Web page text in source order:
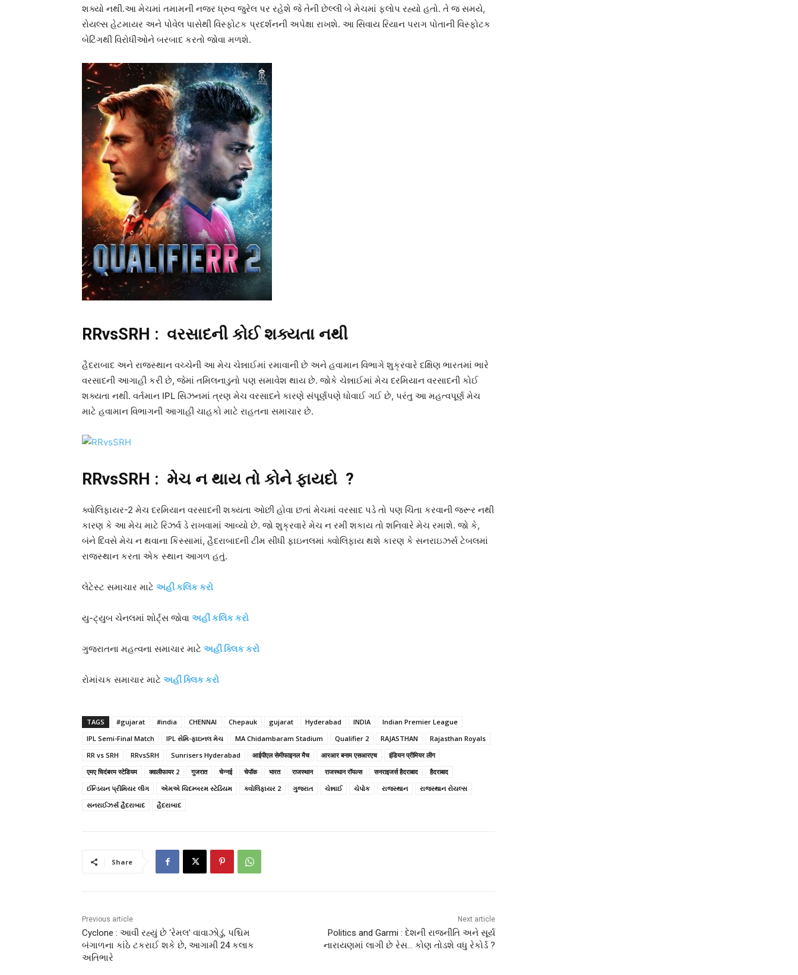
શક્યો નથી.આ મેચમાં તમામની નજર ધ્રુવ જુરેલ પર રહેશે જે તેની છેલ્લી બે મેચમાં ફ્લોપ રહ્યો હતો. તે જ સમયે,
રોયલ્સ હેટમાયર અને પોવેલ પાસેથી વિસ્ફોટક પ્રદર્શનની અપેક્ષા રાખશે. આ સિવાય રિયાન પરાગ પોતાની વિસ્ફોટક
બેટિંગથી વિરોધીઓને બરબાદ કરતો જોવા મળશે.
RRvsSRH : વરસાદની કોઈ શક્યતા નથી
હૈદરાબાદ અને રાજસ્થાન વચ્ચેની આ મેચ ચેન્નાઈમાં રમાવાની છે અને હવામાન વિભાગે શુક્રવારે દક્ષિણ ભારતમાં ભારે
વરસાદની આગાહી કરી છે, જેમાં તમિલનાડુનો પણ સમાવેશ થાય છે. જોકે ચેન્નાઈમાં મેચ દરમિયાન વરસાદની કોઈ
શક્યતા નથી. વર્તમાન IPL સિઝનમાં ત્રણ મેચ વરસાદને કારણે સંપૂર્ણપણે ધોવાઈ ગઈ છે, પરંતુ આ મહત્વપૂર્ણ મેચ
માટે હવામાન વિભાગની આગાહી ચાહકો માટે રાહતના સમાચાર છે.
RRvsSRH : મેચ ન થાય તો કોને ફાયદો ?
ક્વોલિફાયર-2 મેચ દરમિયાન વરસાદની શક્યતા ઓછી હોવા છતાં મેચમાં વરસાદ પડે તો પણ ચિંતા કરવાની જરૂર નથી
કારણ કે આ મેચ માટે રિઝર્વ ડે રાખવામાં આવ્યો છે. જો શુક્રવારે મેચ ન રમી શકાય તો શનિવારે મેચ રમાશે. જો કે,
બંને દિવસે મેચ ન થવાના કિસ્સામાં, હૈદરાબાદની ટીમ સીધી ફાઇનલમાં ક્વોલિફાય થશે કારણ કે સનરાઇઝર્સ ટેબલમાં
રાજસ્થાન કરતા એક સ્થાન આગળ હતું.
લેટેસ્ટ સમાચાર માટે અહી કલિક કરો
યુ-ટ્યુબ ચેનલમાં શોર્ટ્સ જોવા અહીં કલિક કરો
ગુજરાતના મહત્વના સમાચાર માટે અહીં ક્લિક કરો
રોમાંચક સમાચાર માટે અહીં ક્લિક કરો
TAGS #gujarat #india CHENNAI Chepauk gujarat Hyderabad INDIA
Indian Premier League
IPL Semi-Final Match
IPL સેમિ-ફાઇનલ મેચ MA Chidambaram Stadium Qualifier 2 RAJASTHAN
Rajasthan Royals
RR vs SRH
RRvsSRH Sunrisers Hyderabad आईपीएल सेमीफाइनल मैच आरआर बनाम एसआरएच
इंडियन प्रीमियर लीग
एमए चिदंबरम स्टेडियम
क्वालीफायर 2 गुजरात चेन्नई चेपॉक भारत राजस्थान राजस्थान रॉयल्स सनराइजर्स हैदराबाद
हैदराबाद
ઈન્ડિયન પ્રીમિયર લીગ
એમએ ચિદમ્બરમ સ્ટેડિયમ ક્વોલિફાયર 2 ગુજરાત ચેન્નાઈ ચેપોક રાજસ્થાન
રાજસ્થાન રોયલ્સ
સનરાઈઝર્સ હૈદરાબાદ
હૈદરાબાદ
Share
Previous article
Cyclone : આવી રહ્યું છે ‘રેમલ’ વાવાઝોડું, પશ્ચિમ
બંગાળના કાંઠે ટકરાઈ શકે છે, આગામી 24 કલાક
અતિભારે
Next article
Politics and Garmi : દેશની રાજનીતિ અને સૂર્ય
નારાયણમાં લાગી છે રેસ… કોણ તોડશે વધુ રેકોર્ડ ?